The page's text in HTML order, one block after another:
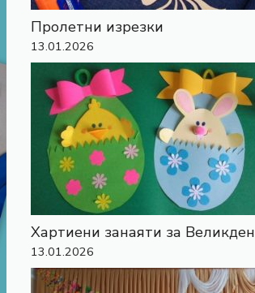
Пролетни изрезки
13.01.2026
Хартиени занаяти за Великден
13.01.2026